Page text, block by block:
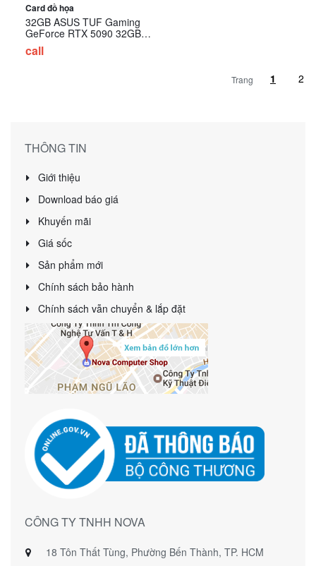
Card đồ họa
32GB ASUS TUF Gaming
GeForce RTX 5090 32GB
GDDR7 ( TUF-RTX5090-
32G-GAMING)
call
Trang
THÔNG TIN
Giới thiệu
Download báo giá
Khuyến mãi
Giá sốc
Sản phẩm mới
Chính sách bảo hành
Chính sách vẫn chuyển & lắp đặt
CÔNG TY TNHH NOVA
18 Tôn Thất Tùng, Phường Bến Thành, TP. HCM